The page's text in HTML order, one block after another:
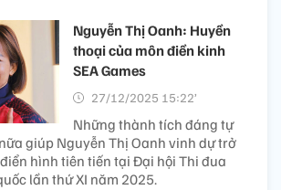
Nguyễn Thị Oanh: Huyền
thoại của môn điền kinh
SEA Games
27/12/2025 15:22’
Những thành tích đáng tự
giúp Nguyễn Thị Oanh vinh dự trở
hình tiên tiến tại Đại hội Thi đua
lần thứ XI năm 2025.